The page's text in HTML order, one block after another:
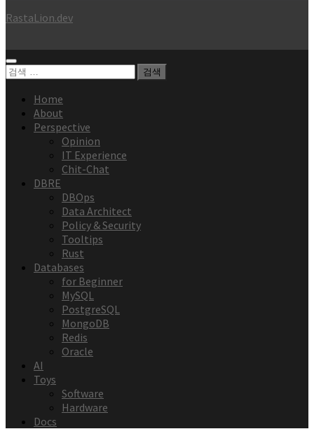
RastaLion.dev
검
Home
About
Perspective
Opinion
IT Experience
Chit-Chat
DBRE
DBOps
Data Architect
Policy & Security
Tooltips
Rust
Databases
for Beginner
MySQL
PostgreSQL
MongoDB
Redis
Oracle
AI
Toys
Software
Hardware
Docs